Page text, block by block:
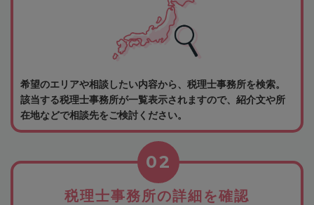
希望のエリアや相談したい内容から、税理士事務所を検索。
該当する税理士事務所が一覧表示されますので、紹介文や所
在地などで相談先をご検討ください。
税理士事務所の詳細を確認
02